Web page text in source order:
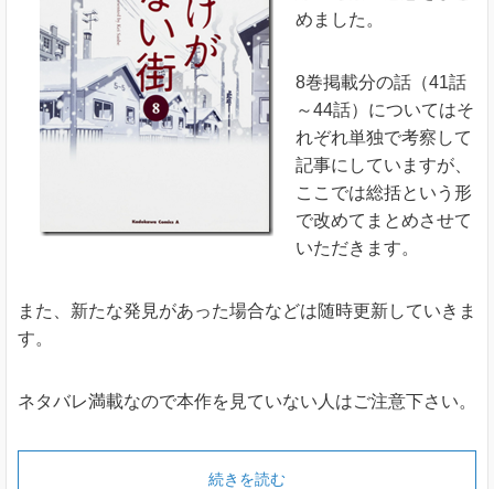
めました。
8巻掲載分の話（41話
～44話）についてはそ
れぞれ単独で考察して
記事にしていますが、
ここでは総括という形
で改めてまとめさせて
いただきます。
また、新たな発見があった場合などは随時更新していきま
す。
ネタバレ満載なので本作を見ていない人はご注意下さい。
続きを読む